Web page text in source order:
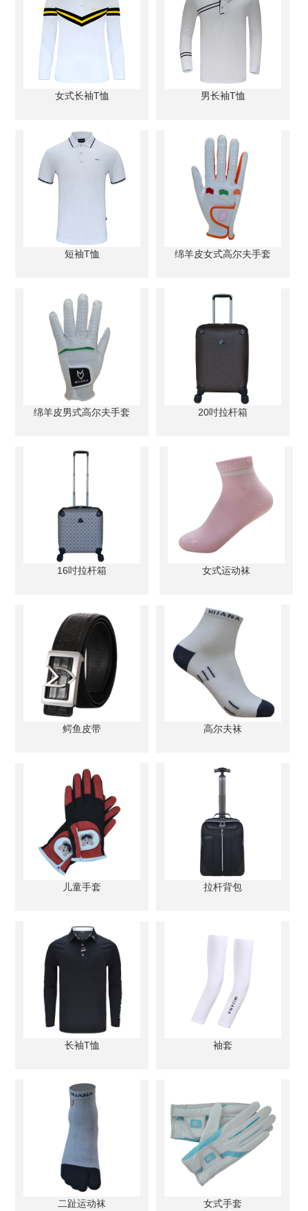
女式长袖T恤 男长袖T恤
短袖T恤 绵羊皮女式高尔夫手套
绵羊皮男式高尔夫手套 20吋拉杆箱
16吋拉杆箱 女式运动袜
鳄鱼皮带 高尔夫袜
儿童手套 拉杆背包
长袖T恤 袖套
二趾运动袜 女式手套